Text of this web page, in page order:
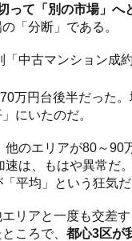
って「別の市場」へ
「分断」である。
万円台後半だった
にいたのだ。
のエリアが80～
は、もはや異常だ
平均」という狂気だ
リアと一度も交差
ころで、 都心3区が